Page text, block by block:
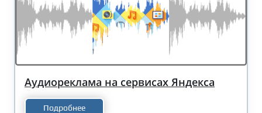
Аудиореклама на сервисах Яндекса
Подробнее